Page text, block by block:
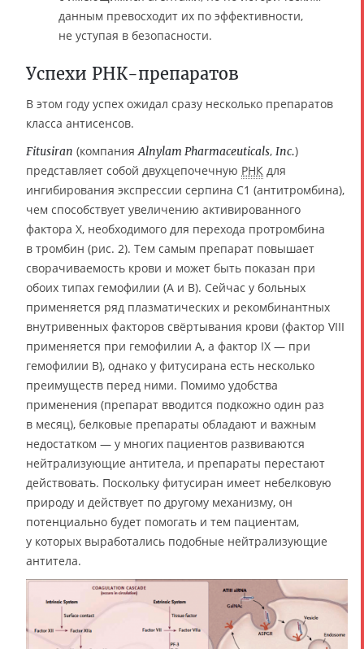
данным превосходит их по эффективности,
не уступая в безопасности.
Успехи РНК-препаратов
В этом году успех ожидал сразу несколько препаратов
класса антисенсов.
Fitusiran (компанияAlnylam Pharmaceuticals, Inc.)
представляет собой двухцепочечную РНК для
ингибирования экспрессии серпина C1 (антитромбина),
чем способствует увеличению активированного
фактора Х, необходимого для перехода протромбина
в тромбин (рис. 2). Тем самым препарат повышает
сворачиваемость крови и может быть показан при
обоих типах гемофилии (A и B). Сейчас у больных
применяется ряд плазматических и рекомбинантных
внутривенных факторов свёртывания крови (фактор VIII
применяется при гемофилии A, а фактор IX — при
гемофилии B), однако у фитусирана есть несколько
преимуществ перед ними. Помимо удобства
применения (препарат вводится подкожно один раз
в месяц), белковые препараты обладают и важным
недостатком — у многих пациентов развиваются
нейтрализующие антитела, и препараты перестают
действовать. Поскольку фитусиран имеет небелковую
природу и действует по другому механизму, он
потенциально будет помогать и тем пациентам,
у которых выработались подобные нейтрализующие
антитела.